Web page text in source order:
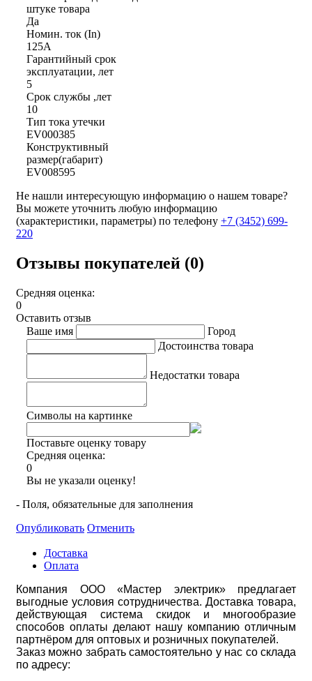
штуке товара
Да
Номин. ток (In)
125А
Гарантийный срок
эксплуатации, лет
5
Срок службы ,лет
10
Тип тока утечки
EV000385
Конструктивный
размер(габарит)
EV008595
Не нашли интересующую информацию о нашем товаре?
Вы можете уточнить любую информацию
(характеристики, параметры) по телефону +7 (3452) 699-
220
Отзывы покупателей (0)
Средняя оценка:
0
Оставить отзыв
Ваше имя
Город
Достоинства товара
Недостатки товара
Символы на картинке
Поставьте оценку товару
Средняя оценка:
0
Вы не указали оценку!
- Поля, обязательные для заполнения
Опубликовать Отменить
Доставка
Оплата
Компания ООО «Мастер электрик» предлагает
выгодные условия сотрудничества. Доставка товара,
действующая система скидок и многообразие
способов оплаты делают нашу компанию отличным
партнёром для оптовых и розничных покупателей.
Заказ можно забрать самостоятельно у нас со склада
по адресу: